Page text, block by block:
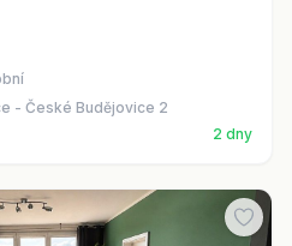
- České Budějovice 2
2 dny